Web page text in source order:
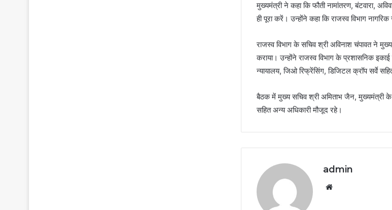
मुख्यमंत्री ने कहा कि फौती नामांतरण, बंटवारा,
ही पूरा करें। उन्होंने कहा कि राजस्व विभाग
राजस्व विभाग के सचिव श्री अविनाश चंपावत ने
कराया। उन्होंने राजस्व विभाग के प्रशासनिक
न्यायालय, जिओ रिफ्रेंसिंग, डिजिटल क्रॉप सर्वे
बैठक में मुख्य सचिव श्री अमिताभ जैन, मुख्यमंत्री
सहित अन्य अधिकारी मौजूद रहे।
admin